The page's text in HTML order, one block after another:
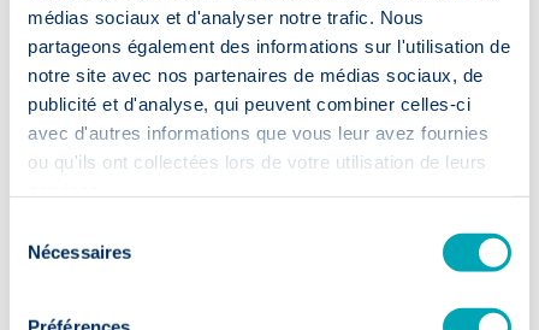
médias sociaux et d'analyser notre trafic. Nous
partageons également des informations sur l'utilisation de
notre site avec nos partenaires de médias sociaux, de
publicité et d'analyse, qui peuvent combiner celles-ci
avec d'autres informations que vous leur avez fournies
ou qu'ils ont collectées lors de votre utilisation de leurs
Nécessaires
Nous espérons que ces conseils seront utiles à votre recherche
d’emploi. N’hésitez pas à nous rejoindre sur les réseaux sociaux
afin d’être tenu au courant de nos prochains articles.
PaHRtners vous accompagne dans votre
évolution professionnelle
Contactez-nous